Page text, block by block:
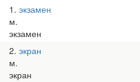
1 экзамен
м.
экзамен
2 экран
м.
экран